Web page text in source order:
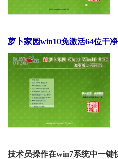
萝卜家园win10免激活64位干
技术员操作在win7系统中一键